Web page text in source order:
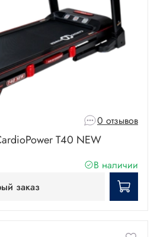
0 отзывов
T40 NEW
В наличии
заказ